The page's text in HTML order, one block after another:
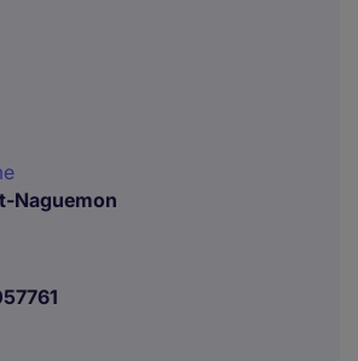
Naguemon